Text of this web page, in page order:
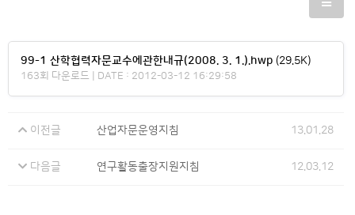
99-1 산학협력자문교수에관한내규(2008. 3. 1.).hwp (29.5K)
163회 다운로드 | DATE : 2012-03-12 16:29:58
이전글 산업자문운영지침 13.01.28
다음글 연구활동출장지원지침 12.03.12